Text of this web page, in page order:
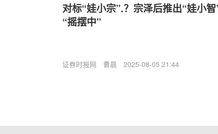
对标“娃小宗”.？宗泽后推出“娃小
“摇摆中”
证券时报网 曹晨 2025-08-05 21:44